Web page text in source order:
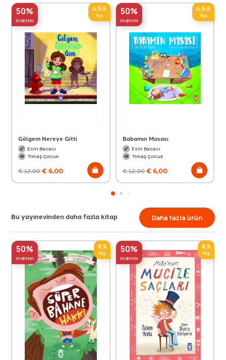
50%
indirim
4,5,6
Yaş
Gölgem Nereye Gitti
Esin Bacacı
Timaş Çocuk
€12,00€6,00
50%
indirim
4,5,6
Yaş
Babamın Masası
Esin Bacacı
Timaş Çocuk
€12,00€6,00
Bu yayınevinden daha fazla kitap Daha fazla ürün
50%
indirim
8,9
Yaş 50%
indirim
8,9
Yaş